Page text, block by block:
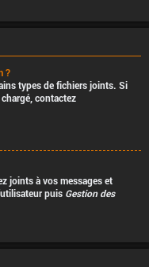
?
types de fichiers joints. Si
contactez
joints à vos messages et
puis Gestion des